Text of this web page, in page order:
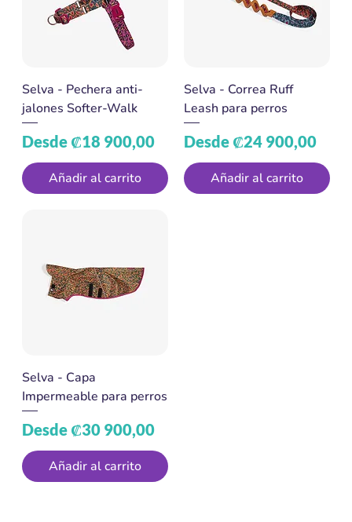
Selva - Pechera anti-
jalones Softer-Walk
Desde ₡18 900,00
Precio de oferta
Añadir al carrito
Selva - Correa Ruff
Leash para perros
Desde ₡24 900,00
Precio de oferta
Añadir al carrito
Selva - Capa
Impermeable para perros
Desde ₡30 900,00
Precio de oferta
Añadir al carrito